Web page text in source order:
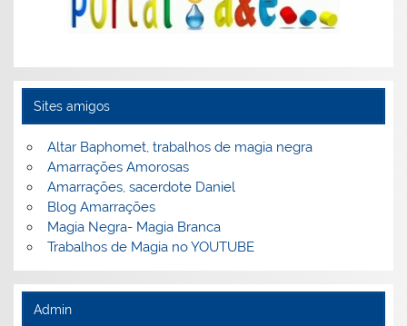
Sites amigos
Altar Baphomet, trabalhos de magia negra
Amarrações Amorosas
Amarrações, sacerdote Daniel
Blog Amarrações
Magia Negra- Magia Branca
Trabalhos de Magia no YOUTUBE
Admin